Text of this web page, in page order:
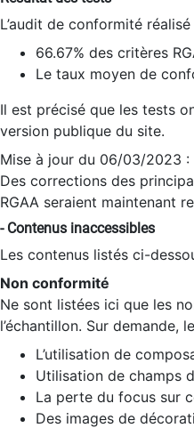
L’audit de conformité
66.67% des critères
Le taux moyen de
Il est précisé que les tests
version publique du site.
Mise à jour du 06/03/2023 :
Des corrections des
RGAA seraient maintenant
- Contenus inaccessibles
Les contenus listés ci-
Non conformité
Ne sont listées ici que les
l’échantillon. Sur demande,
L’utilisation de
Utilisation de champs
La perte du focus sur
Des images de